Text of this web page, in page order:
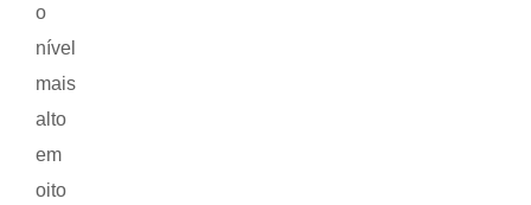
o
nível
mais
alto
em
oito